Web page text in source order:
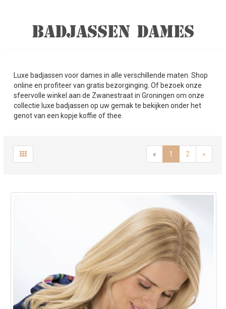
BADJASSEN DAMES
Luxe badjassen voor dames in alle verschillende maten. Shop
online en profiteer van gratis bezorginging. Of bezoek onze
sfeervolle winkel aan de Zwanestraat in Groningen om onze
collectie luxe badjassen op uw gemak te bekijken onder het
genot van een kopje koffie of thee.
« 1 2 »